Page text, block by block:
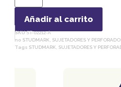
Añadir al carrito
SKUST-02212-A
no STUDMARK SUJETADORES Y
Tags STUDMARK SUJETADORES Y